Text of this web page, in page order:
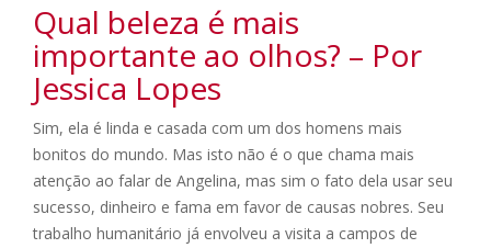
Qual beleza é mais
importante ao olhos? – Por
Jessica Lopes
Sim, ela é linda e casada com um dos homens mais
bonitos do mundo. Mas isto não é o que chama mais
atenção ao falar de Angelina, mas sim o fato dela usar seu
sucesso, dinheiro e fama em favor de causas nobres. Seu
trabalho humanitário já envolveu a visita a campos de